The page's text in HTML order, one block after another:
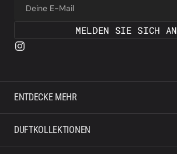
Deine E-Mail
MELDEN SIE SICH AN
ENTDECKE MEHR
DUFTKOLLEKTIONEN